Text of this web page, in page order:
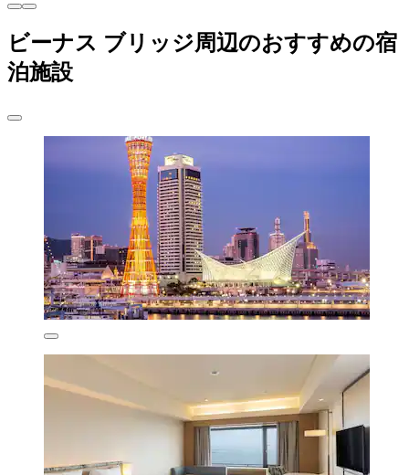
ビーナス ブリッジ周辺のおすすめの宿
泊施設